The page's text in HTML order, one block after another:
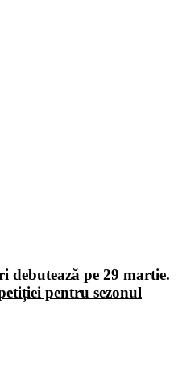
debutează pe 29 martie.
pentru sezonul